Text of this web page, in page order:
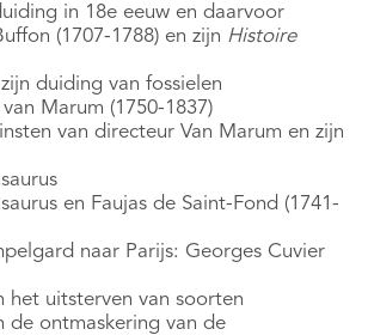
in 18e eeuw en daarvoor
(1707-1788) en zijn Histoire
duiding van fossielen
Marum (1750-1837)
van directeur Van Marum en zijn
en Faujas de Saint-Fond (1741-
naar Parijs: Georges Cuvier
het uitsterven van soorten
de ontmaskering van de